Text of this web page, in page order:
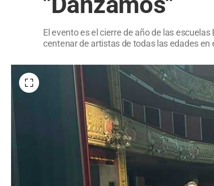
El evento es el cierre de año de las
centenar de artistas de todas las edades en